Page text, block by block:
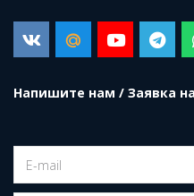
Напишите нам / Заявка